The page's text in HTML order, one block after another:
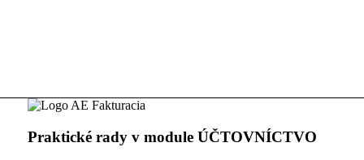
Praktické rady v module ÚČTOVNÍCTVO